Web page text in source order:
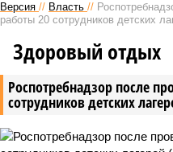
Версия // Власть //
работы 20 сотрудников детских
Роспотребнадзор после
сотрудников детских
Здоровый отдых